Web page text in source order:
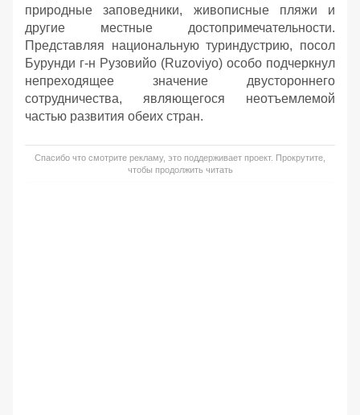
природные заповедники, живописные пляжи и
другие местные достопримечательности.
Представляя национальную туриндустрию, посол
Бурунди г-н Рузовийо (Ruzoviyo) особо подчеркнул
непреходящее значение двустороннего
сотрудничества, являющегося неотъемлемой
частью развития обеих стран.
Спасибо что смотрите рекламу, это поддерживает проект. Прокрутите,
чтобы продолжить читать